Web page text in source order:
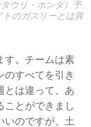
ウリ・ホンダ）予
のガスリーとは異
す。チームは素
のすべてを引き
とは違って、あ
ことができまし
いのですが、土